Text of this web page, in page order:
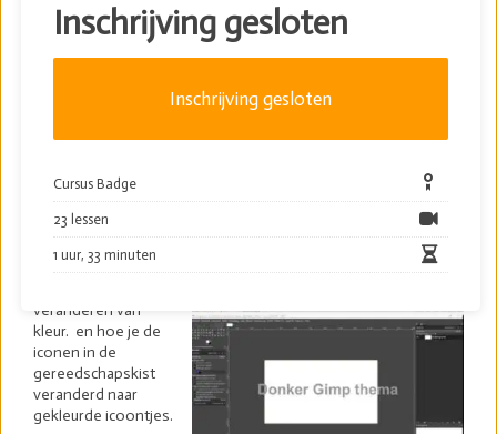
Inschrijving gesloten
Inschrijving gesloten
Cursus Badge
23 lessen
1 uur, 33 minuten
technisch verhaal wordt en cursusgimp.nl moet juist
interessant blijven voor iedereen. Maar ik wil wel graag overal
even iets over vertellen en daarbij zo informatief mogelijk te
juist gewoon laten staan zoals het staat. En wat betekenen al
handig naslagwerk.
Zo vertel ik je bijv. in
hoofdstuk 9 en 10
achtergrond van
veranderen van
kleur. en hoe je de
iconen in de
gereedschapskist
veranderd naar
gekleurde icoontjes.